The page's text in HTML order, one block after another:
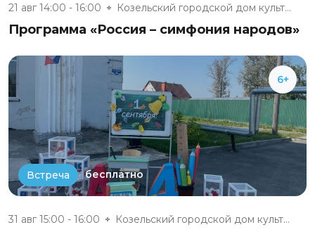
21 авг 14:00 - 16:00 Козельский городской дом культ...
Программа «Россия – симфония народов»
6+
Встреча бесплатно
31 авг 15:00 - 16:00 Козельский городской дом культ...